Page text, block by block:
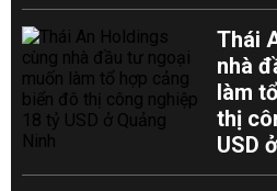
Thái
nhà
làm
thị
USD